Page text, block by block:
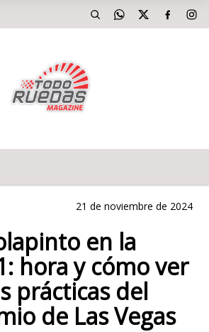
21 de noviembre de 2024
en la
hora y cómo ver
prácticas del
de Las Vegas